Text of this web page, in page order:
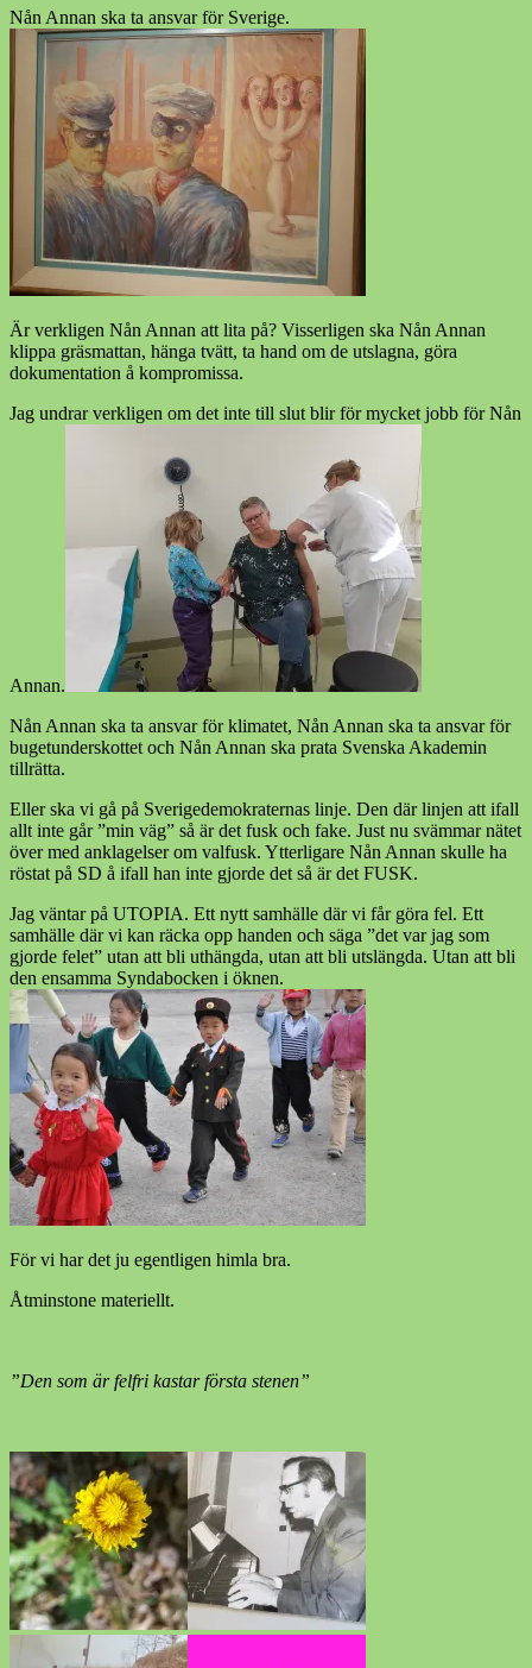
Nån Annan ska ta ansvar för Sverige.
Är verkligen Nån Annan att lita på? Visserligen ska Nån Annan
klippa gräsmattan, hänga tvätt, ta hand om de utslagna, göra
dokumentation å kompromissa.
Jag undrar verkligen om det inte till slut blir för mycket jobb för Nån
Annan.
Nån Annan ska ta ansvar för klimatet, Nån Annan ska ta ansvar för
bugetunderskottet och Nån Annan ska prata Svenska Akademin
tillrätta.
Eller ska vi gå på Sverigedemokraternas linje. Den där linjen att ifall
allt inte går ”min väg” så är det fusk och fake. Just nu svämmar nätet
över med anklagelser om valfusk. Ytterligare Nån Annan skulle ha
röstat på SD å ifall han inte gjorde det så är det FUSK.
Jag väntar på UTOPIA. Ett nytt samhälle där vi får göra fel. Ett
samhälle där vi kan räcka opp handen och säga ”det var jag som
gjorde felet” utan att bli uthängda, utan att bli utslängda. Utan att bli
den ensamma Syndabocken i öknen.
För vi har det ju egentligen himla bra.
Åtminstone materiellt.
”Den som är felfri kastar första stenen”